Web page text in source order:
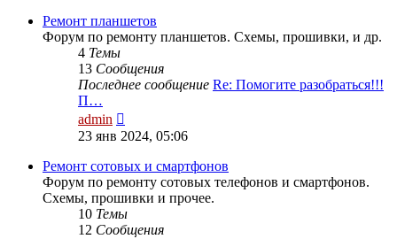
Ремонт планшетов
Форум по ремонту планшетов. Схемы, прошивки, и др.
4 Темы
13 Сообщения
Последнее сообщение Re: Помогите разобраться!!!
П…
admin
к
сообщению
23 янв 2024, 05:06
Ремонт сотовых и смартфонов
Форум по ремонту сотовых телефонов и смартфонов.
Схемы, прошивки и прочее.
10 Темы
12 Сообщения